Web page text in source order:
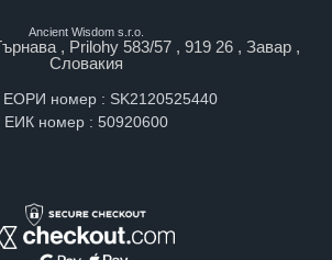
Ancient Wisdom s.r.o.
, Prilohy 583/57 , 919 26 , Завар ,
Словакия
номер : SK2120525440
ЕИК номер : 50920600